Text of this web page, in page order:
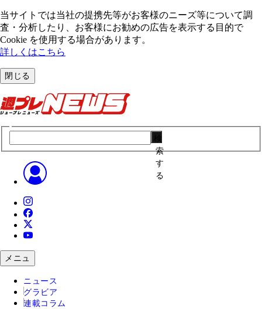
当サイトでは当社の提携先等がお客様のニーズ等について調
査・分析したり、お客様にお勧めの広告を表⽰する⽬的で
Cookie を使⽤する場合があります。
詳しくはこちら
閉じる
索
す
る
メニュ
ニュース
グラビア
連載コラム